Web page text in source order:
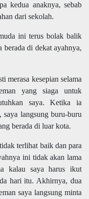
kedua anaknya, sebab
dari sekolah.
ini terus bolak balik
di dekat ayahnya,
merasa kesepian selama
yang siaga untuk
saya. Ketika ia
saya langsung buru-buru
berada di luar kota.
terlihat baik dan para
ini tidak akan lama
kalau saya harus ikut
hari itu. Akhirnya, dua
saya langsung minta